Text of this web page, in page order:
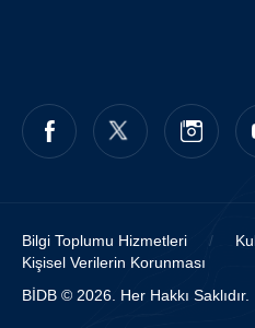
Bilgi Toplumu Hizmetleri /
Kişisel Verilerin Korunması
BİDB © 2026. Her Hakkı Saklıdır.